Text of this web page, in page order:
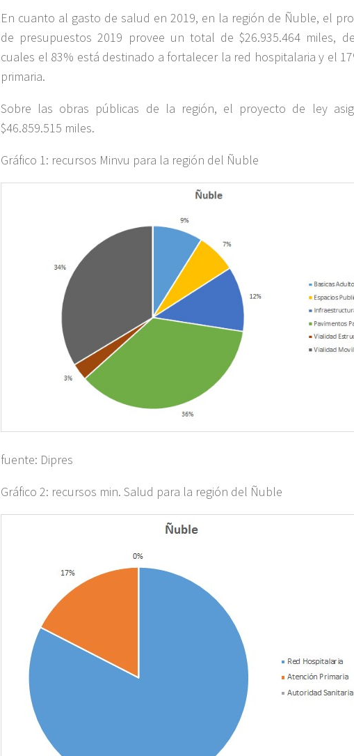
En cuanto al gasto de salud en 2019, en la región de Ñuble, el
de presupuestos 2019 provee un total de $26.935.464 miles,
cuales el 83% está destinado a fortalecer la red hospitalaria y el
primaria.
Sobre las obras públicas de la región, el proyecto de ley
$46.859.515 miles.
Gráfico 1: recursos Minvu para la región del Ñuble
fuente: Dipres
Gráfico 2: recursos min. Salud para la región del Ñuble